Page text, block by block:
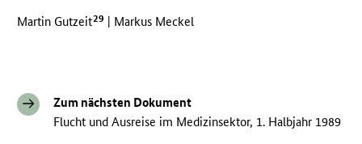
Martin Gutzeit29 | Markus Meckel
Zum nächsten Dokument
Flucht und Ausreise im Medizinsektor, 1. Halbjahr 1989